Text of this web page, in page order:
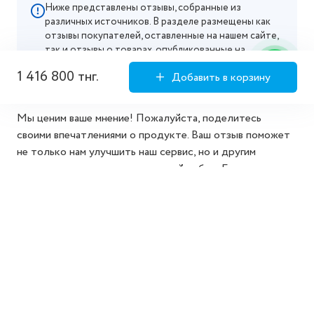
1 416 800 тнг. Добавить в корзину
Ниже представлены отзывы, собранные из
различных источников. В разделе размещены как
отзывы покупателей, оставленные на нашем сайте,
так и отзывы о товарах, опубликованные на
маркетплейсах, где мы официально представлены.
Мы ценим ваше мнение! Пожалуйста, поделитесь
своими впечатлениями о продукте. Ваш отзыв поможет
не только нам улучшить наш сервис, но и другим
покупателям сделать осознанный выбор. Благодарим за